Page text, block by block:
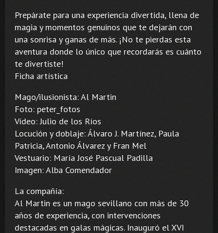
Prepárate para una experiencia divertida, llena de
magia y momentos genuinos que te dejarán con
una sonrisa y ganas de más. ¡No te pierdas esta
aventura donde lo único que recordarás es cuánto
te divertiste!
Ficha artística
Mago/ilusionista: Al Martin
Foto: peter_fotos
Vídeo: Julio de los Ríos
Locución y doblaje: Álvaro J. Martínez, Paula
Patricia, Antonio Álvarez y Fran Mel
Vestuario: María José Pascual Padilla
Imagen: Alba Comendador
La compañía:
Al Martin es un mago sevillano con más de 30
años de experiencia, con intervenciones
destacadas en galas mágicas. Inauguró el XVI